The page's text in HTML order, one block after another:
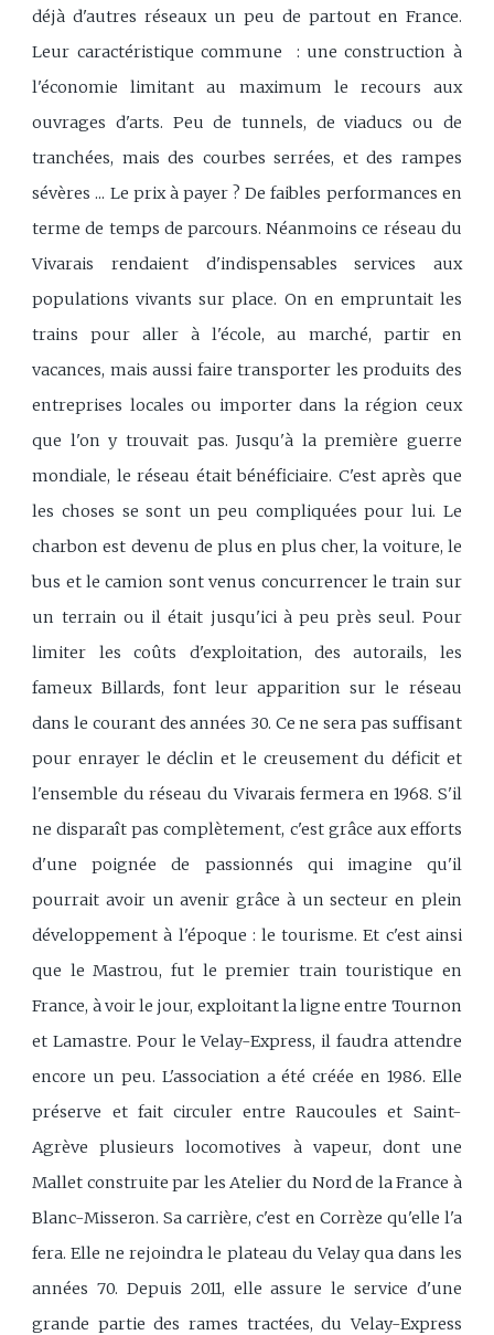
déjà d'autres réseaux un peu de partout en France.
Leur caractéristique commune : une construction à
l'économie limitant au maximum le recours aux
ouvrages d'arts. Peu de tunnels, de viaducs ou de
tranchées, mais des courbes serrées, et des rampes
sévères ... Le prix à payer ? De faibles performances en
terme de temps de parcours. Néanmoins ce réseau du
Vivarais rendaient d'indispensables services aux
populations vivants sur place. On en empruntait les
trains pour aller à l'école, au marché, partir en
vacances, mais aussi faire transporter les produits des
entreprises locales ou importer dans la région ceux
que l'on y trouvait pas. Jusqu'à la première guerre
mondiale, le réseau était bénéficiaire. C'est après que
les choses se sont un peu compliquées pour lui. Le
charbon est devenu de plus en plus cher, la voiture, le
bus et le camion sont venus concurrencer le train sur
un terrain ou il était jusqu'ici à peu près seul. Pour
limiter les coûts d'exploitation, des autorails, les
fameux Billards, font leur apparition sur le réseau
dans le courant des années 30. Ce ne sera pas suffisant
pour enrayer le déclin et le creusement du déficit et
l'ensemble du réseau du Vivarais fermera en 1968. S'il
ne disparaît pas complètement, c'est grâce aux efforts
d'une poignée de passionnés qui imagine qu'il
pourrait avoir un avenir grâce à un secteur en plein
développement à l'époque : le tourisme. Et c'est ainsi
que le Mastrou, fut le premier train touristique en
France, à voir le jour, exploitant la ligne entre Tournon
et Lamastre. Pour le Velay-Express, il faudra attendre
encore un peu. L'association a été créée en 1986. Elle
préserve et fait circuler entre Raucoules et Saint-
Agrève plusieurs locomotives à vapeur, dont une
Mallet construite par les Atelier du Nord de la France à
Blanc-Misseron. Sa carrière, c'est en Corrèze qu'elle l'a
fera. Elle ne rejoindra le plateau du Velay qua dans les
années 70. Depuis 2011, elle assure le service d'une
grande partie des rames tractées, du Velay-Express